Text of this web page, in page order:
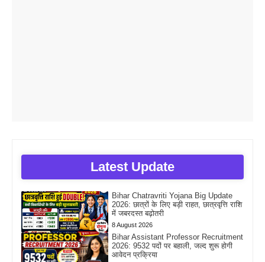
Latest Update
Bihar Chatravriti Yojana Big Update
2026: छात्रों के लिए बड़ी राहत, छात्रवृत्ति राशि
में जबरदस्त बढ़ोतरी
8 August 2026
Bihar Assistant Professor Recruitment
2026: 9532 पदों पर बहाली, जल्द शुरू होगी
आवेदन प्रक्रिया